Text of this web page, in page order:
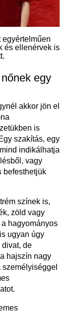
egyértelműen
és ellenérvek is
egy
akkor jön el
is
szakítás, egy
indikálhatja
vagy
befesthetjük
színek is,
zöld vagy
hagyományos
ugyan úgy
de
hajszín nagy